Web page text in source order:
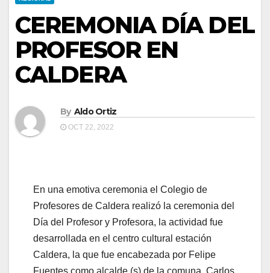
CEREMONIA DÍA DEL
PROFESOR EN
CALDERA
By Aldo Ortiz
OCT 22, 2022
En una emotiva ceremonia el Colegio de
Profesores de Caldera realizó la ceremonia del
Día del Profesor y Profesora, la actividad fue
desarrollada en el centro cultural estación
Caldera, la que fue encabezada por Felipe